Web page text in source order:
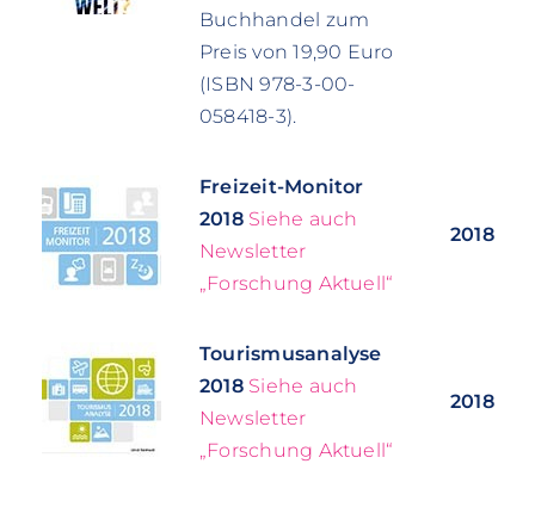
Buchhandel zum
Preis von 19,90 Euro
(ISBN 978-3-00-
058418-3).
Freizeit-Monitor
2018 Siehe auch
Newsletter
„Forschung Aktuell“
2018
Tourismusanalyse
2018 Siehe auch
Newsletter
„Forschung Aktuell“
2018